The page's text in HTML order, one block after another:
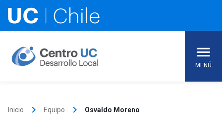
content
MENÚ
Inicio keyboard_arrow_right Equipo keyboard_arrow_right Osvaldo Moreno